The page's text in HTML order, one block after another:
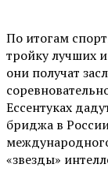
По итогам
тройку лучших
они получат
Ессентуках
бриджа в
«звезды»